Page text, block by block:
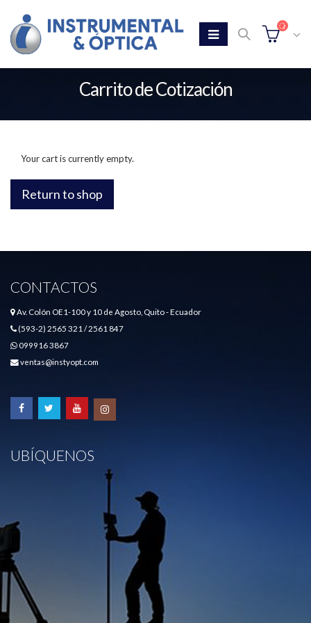
Carrito de Cotización
Your cart is currently empty.
Return to shop
CONTACTOS
Av. Colón OE1-100 y 10 de Agosto, Quito - Ecuador
(593-2) 2565 321 / 2561 847
099916 3867
ventas@instyopt.com
UBÍQUENOS